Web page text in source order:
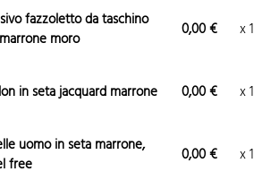
fazzoletto da taschino
moro
0,00 € x 1
in seta jacquard marrone 0,00 € x 1
uomo in seta marrone,
free
0,00 € x 1